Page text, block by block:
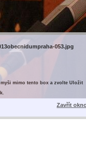
053.jpg
mimo tento box a zvolte Uložit
Zavřít